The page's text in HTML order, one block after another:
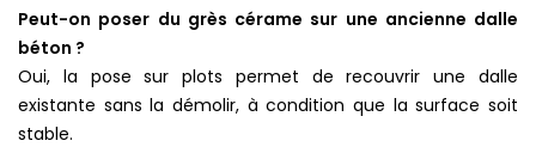
Peut-on poser du grès cérame sur une ancienne dalle
béton ?
Oui, la pose sur plots permet de recouvrir une dalle
existante sans la démolir, à condition que la surface soit
stable.